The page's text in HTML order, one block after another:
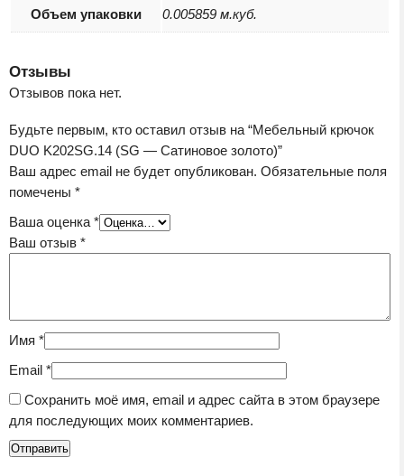
Объем упаковки 0.005859 м.куб.
Отзывы
Отзывов пока нет.
Будьте первым, кто оставил отзыв на “Мебельный крючок
DUO K202SG.14 (SG — Сатиновое золото)”
Ваш адрес email не будет опубликован. Обязательные поля
помечены *
Ваша оценка *
Ваш отзыв *
Имя *
Email *
Сохранить моё имя, email и адрес сайта в этом браузере
для последующих моих комментариев.